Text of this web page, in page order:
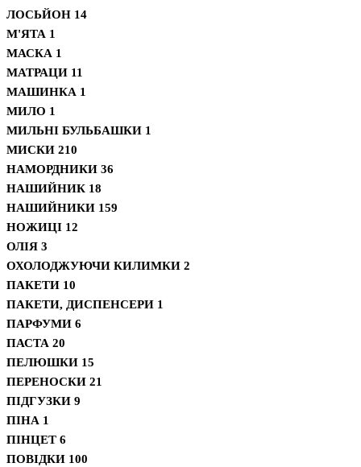
ЛОСЬЙОН 14
М'ЯТА 1
МАСКА 1
МАТРАЦИ 11
МАШИНКА 1
МИЛО 1
МИЛЬНІ БУЛЬБАШКИ 1
МИСКИ 210
НАМОРДНИКИ 36
НАШИЙНИК 18
НАШИЙНИКИ 159
НОЖИЦІ 12
ОЛІЯ 3
ОХОЛОДЖУЮЧИ КИЛИМКИ 2
ПАКЕТИ 10
ПАКЕТИ, ДИСПЕНСЕРИ 1
ПАРФУМИ 6
ПАСТА 20
ПЕЛЮШКИ 15
ПЕРЕНОСКИ 21
ПІДГУЗКИ 9
ПІНА 1
ПІНЦЕТ 6
ПОВІДКИ 100